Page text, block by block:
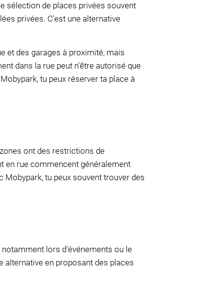
sélection de places privées souvent
privées. C'est une alternative
et des garages à proximité, mais
dans la rue peut n'être autorisé que
tu peux réserver ta place à
ont des restrictions de
en rue commencent généralement
Mobypark, tu peux souvent trouver des
lors d'événements ou le
alternative en proposant des places